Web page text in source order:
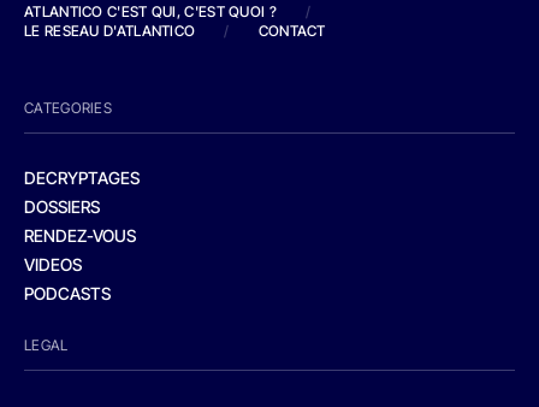
ATLANTICO C'EST QUI, C'EST QUOI ?
/
LE RESEAU D'ATLANTICO
/ CONTACT
CATEGORIES
DECRYPTAGES
DOSSIERS
RENDEZ-VOUS
VIDEOS
PODCASTS
LEGAL